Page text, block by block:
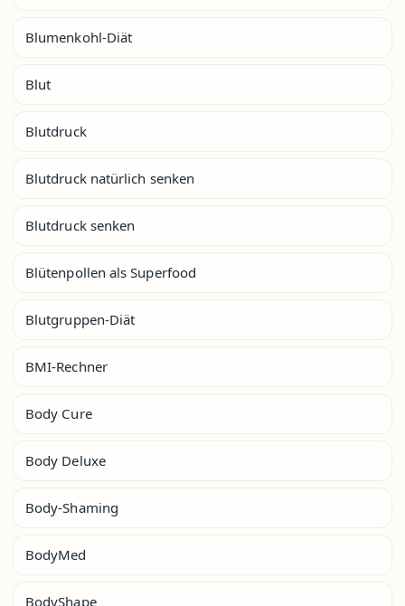
Blumenkohl-Diät
Blut
Blutdruck
Blutdruck natürlich senken
Blutdruck senken
Blütenpollen als Superfood
Blutgruppen-Diät
BMI-Rechner
Body Cure
Body Deluxe
Body-Shaming
BodyMed
BodyShape